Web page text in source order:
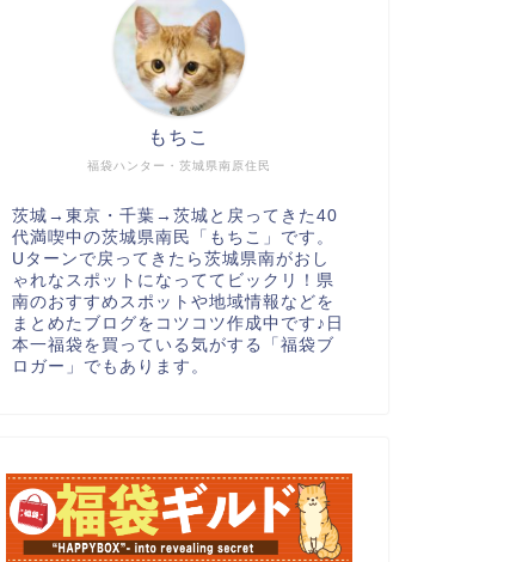
福袋ハンター・茨城県南原住民
もちこ
茨城→東京・千葉→茨城と戻ってきた40
代満喫中の茨城県南民「もちこ」です。
Uターンで戻ってきたら茨城県南がおし
ゃれなスポットになっててビックリ！県
南のおすすめスポットや地域情報などを
まとめたブログをコツコツ作成中です♪日
本一福袋を買っている気がする「福袋ブ
ロガー」でもあります。